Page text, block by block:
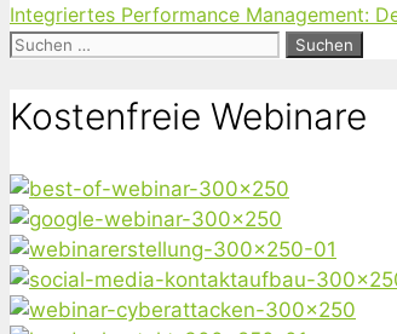
Integriertes Performance Management:
Suchen
Kostenfreie Webinare